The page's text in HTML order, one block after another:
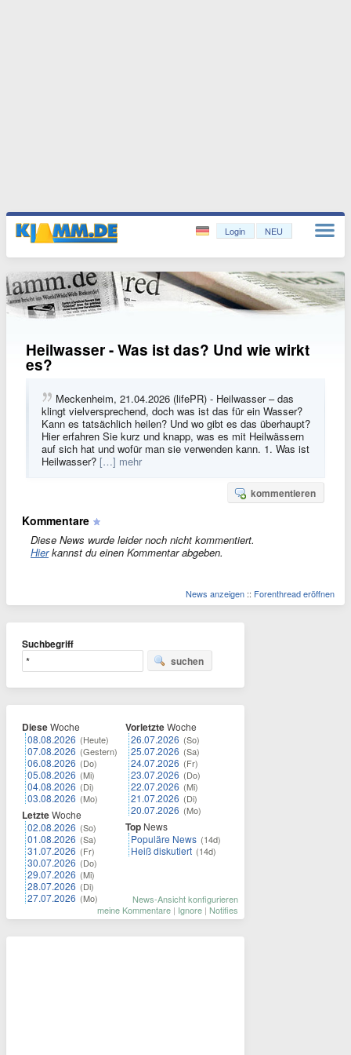
Login NEU
Heilwasser - Was ist das? Und wie wirkt
es?
Meckenheim, 21.04.2026 (lifePR) - Heilwasser – das
klingt vielversprechend, doch was ist das für ein Wasser?
Kann es tatsächlich heilen? Und wo gibt es das überhaupt?
Hier erfahren Sie kurz und knapp, was es mit Heilwässern
auf sich hat und wofür man sie verwenden kann. 1. Was ist
Heilwasser? […] mehr
kommentieren
Kommentare
Diese News wurde leider noch nicht kommentiert.
Hierkannst du einen Kommentar abgeben.
News anzeigen :: Forenthread eröffnen
Suchbegriff
suchen
DieseWoche
08.08.2026 (Heute)
07.08.2026 (Gestern)
06.08.2026 (Do)
05.08.2026 (Mi)
04.08.2026 (Di)
03.08.2026 (Mo)
LetzteWoche
02.08.2026 (So)
01.08.2026 (Sa)
31.07.2026 (Fr)
30.07.2026 (Do)
29.07.2026 (Mi)
28.07.2026 (Di)
27.07.2026 (Mo)
VorletzteWoche
26.07.2026 (So)
25.07.2026 (Sa)
24.07.2026 (Fr)
23.07.2026 (Do)
22.07.2026 (Mi)
21.07.2026 (Di)
20.07.2026 (Mo)
Top News
Populäre News (14d)
Heiß diskutiert (14d)
News-Ansicht konfigurieren
meine Kommentare | Ignore | Notifies